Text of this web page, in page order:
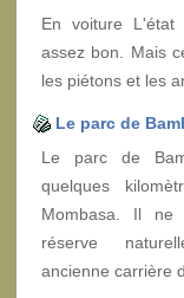
En voiture L'état
assez bon. Mais
les piétons et les
Le parc de
Le parc de
quelques
Mombasa. Il ne
réserve
ancienne carrière